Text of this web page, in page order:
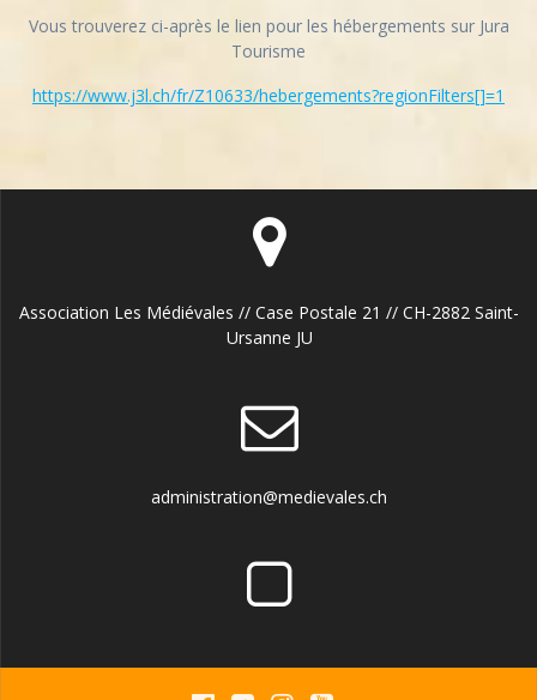
Vous trouverez ci-après le lien pour les hébergements sur Jura
Tourisme
https://www.j3l.ch/fr/Z10633/hebergements?regionFilters[]=1
Association Les Médiévales // Case Postale 21 // CH-2882 Saint-
Ursanne JU
administration@medievales.ch